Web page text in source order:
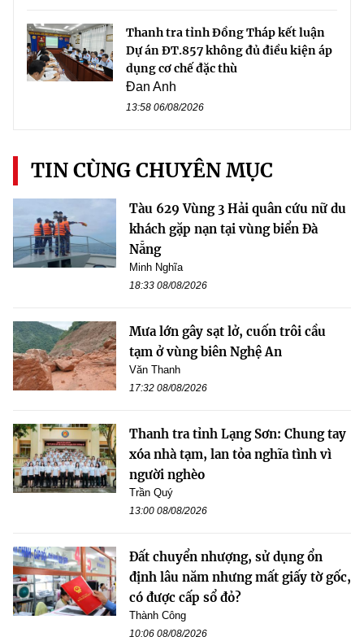
Thanh tra tỉnh Đồng Tháp kết luận
Dự án ĐT.857 không đủ điều kiện áp
dụng cơ chế đặc thù
Đan Anh
13:58 06/08/2026
TIN CÙNG CHUYÊN MỤC
Tàu 629 Vùng 3 Hải quân cứu nữ du
khách gặp nạn tại vùng biển Đà
Nẵng
Minh Nghĩa
18:33 08/08/2026
Mưa lớn gây sạt lở, cuốn trôi cầu
tạm ở vùng biên Nghệ An
Văn Thanh
17:32 08/08/2026
Thanh tra tỉnh Lạng Sơn: Chung tay
xóa nhà tạm, lan tỏa nghĩa tình vì
người nghèo
Trần Quý
13:00 08/08/2026
Đất chuyển nhượng, sử dụng ổn
định lâu năm nhưng mất giấy tờ gốc,
có được cấp sổ đỏ?
Thành Công
10:06 08/08/2026